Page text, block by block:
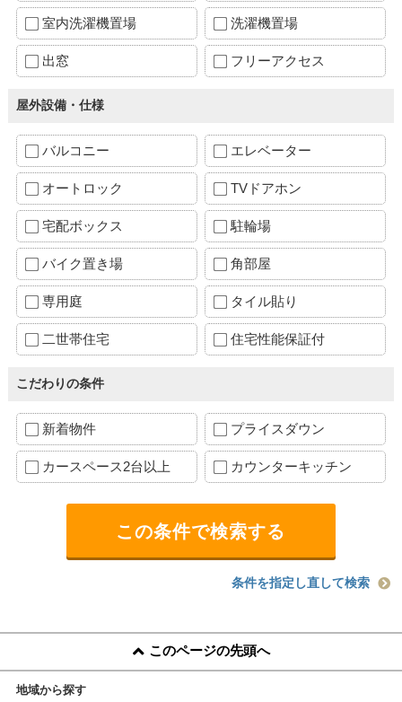
室内洗濯機置場 洗濯機置場
出窓 フリーアクセス
屋外設備・仕様
バルコニー エレベーター
オートロック TVドアホン
宅配ボックス 駐輪場
バイク置き場 角部屋
専用庭 タイル貼り
二世帯住宅 住宅性能保証付
こだわりの条件
新着物件 プライスダウン
カースペース2台以上 カウンターキッチン
条件を指定し直して検索
このページの先頭へ
地域から探す